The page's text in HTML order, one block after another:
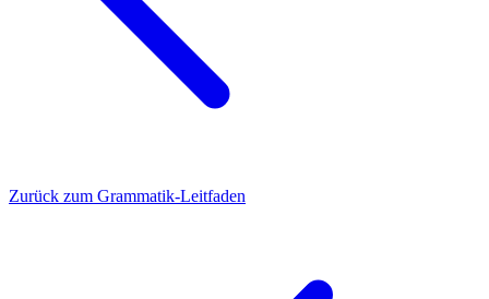
Zurück zum Grammatik-Leitfaden